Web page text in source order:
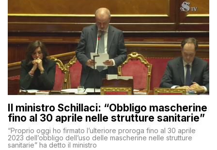
Il ministro Schillaci: “Obbligo mascherine
fino al 30 aprile nelle strutture sanitarie”
“Proprio oggi ho firmato l’ulteriore proroga fino al 30 aprile
2023 dell’obbligo dell’uso delle mascherine nelle strutture
sanitarie” ha detto il ministro